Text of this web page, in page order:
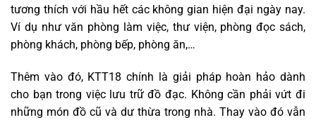
tương thích với hầu hết các không gian hiện đại ngày nay.
Ví dụ như văn phòng làm việc, thư viện, phòng đọc sách,
phòng khách, phòng bếp, phòng ăn,…
Thêm vào đó, KTT18 chính là giải pháp hoàn hảo dành
cho bạn trong việc lưu trữ đồ đạc. Không cần phải vứt đi
những món đồ cũ và dư thừa trong nhà. Thay vào đó vẫn